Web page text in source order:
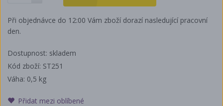
Při objednávce do 12:00 Vám zboží dorazí nasledující pracovní
den.
Dostupnost: skladem
Kód zboží: ST251
Váha: 0,5 kg
Přidat mezi oblíbené